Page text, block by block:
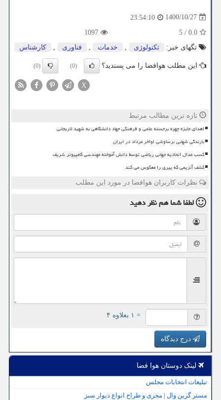
1400/10/27
23:54:10
0.0
/
5
1097
تگهای خبر:
تكنولوژی , خدمات , فناوری , كارشناس
این مطلب هوافضا را می پسندید؟ (0)
(0)
X
تازه ترین مطالب مرتبط
اهدای جایزه چهره برجسته علمی و فرهنگی جهاد دانشگاهی به شهید لاریجانی
بارندگی شهابی برساوشی اواخر مرداد در ایران
کسب مدال اتحادیه جهانی ریاضی توسط دانش آموخته مهندسی کامپیوتر شریف
کشف آنزیمی که پیری را معکوس می کند
نظرات کاربران هوافضا در مورد این مطلب
لطفا شما همنظر دهید
= ۱ بعلاوه ۴
درج دیدگاه
لینک دوستان هوا فضا
تبلیغات انتخابات مجلس
مستر گرین وال | مجری و طراح انواع دیوار سبز